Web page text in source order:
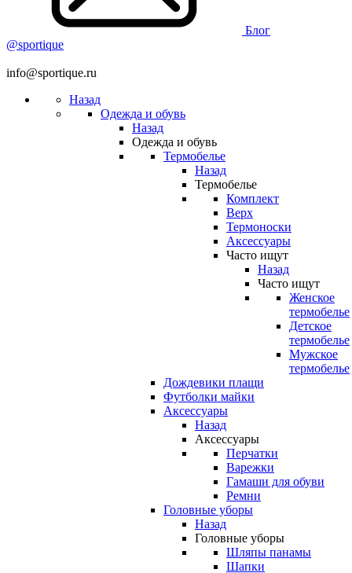
Блог
@sportique
info@sportique.ru
Назад
Одежда и обувь
Назад
Одежда и обувь
Термобелье
Назад
Термобелье
Комплект
Верх
Термоноски
Аксессуары
Часто ищут
Назад
Часто ищут
Женское
термобелье
Детское
термобелье
Мужское
термобелье
Дождевики плащи
Футболки майки
Аксессуары
Назад
Аксессуары
Перчатки
Варежки
Гамаши для обуви
Ремни
Головные уборы
Назад
Головные уборы
Шляпы панамы
Шапки